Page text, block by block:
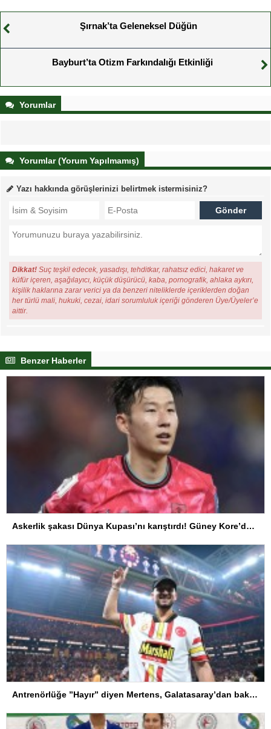
Şırnak’ta Geleneksel Düğün
Bayburt’ta Otizm Farkındalığı Etkinliği
Yorumlar
Yorumlar (Yorum Yapılmamış)
Yazı hakkında görüşlerinizi belirtmek istermisiniz?
Dikkat! Suç teşkil edecek, yasadışı, tehditkar, rahatsız edici, hakaret ve
küfür içeren, aşağılayıcı, küçük düşürücü, kaba, pornografik, ahlaka aykırı,
kişilik haklarına zarar verici ya da benzeri niteliklerde içeriklerden doğan
her türlü mali, hukuki, cezai, idari sorumluluk içeriği gönderen Üye/Üyeler’e
aittir.
Benzer Haberler
Askerlik şakası Dünya Kupası’nı karıştırdı! Güney Kore’den sert karar
Antrenörlüğe ”Hayır” diyen Mertens, Galatasaray’dan bakın ne istedi